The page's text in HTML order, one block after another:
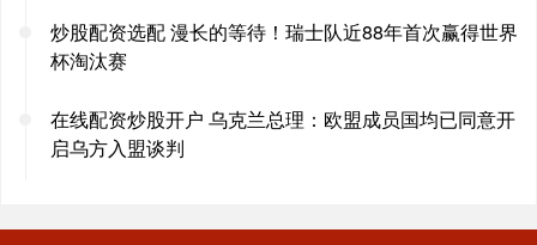
炒股配资选配 漫长的等待！瑞士队近88年首次赢得世界
杯淘汰赛
在线配资炒股开户 乌克兰总理：欧盟成员国均已同意开
启乌方入盟谈判